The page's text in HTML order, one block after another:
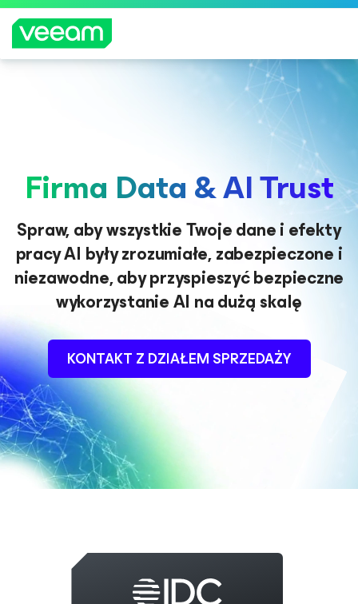
Wskazówki firmy Veeam dla klientów, których
dotyczy aktualizacja treści CrowdStrike
CJI
Firma Data & AI Trust
Spraw, aby wszystkie Twoje dane i efekty
pracy AI były zrozumiałe, zabezpieczone i
niezawodne, aby przyspieszyć bezpieczne
wykorzystanie AI na dużą skalę
KONTAKT Z DZIAŁEM SPRZEDAŻY